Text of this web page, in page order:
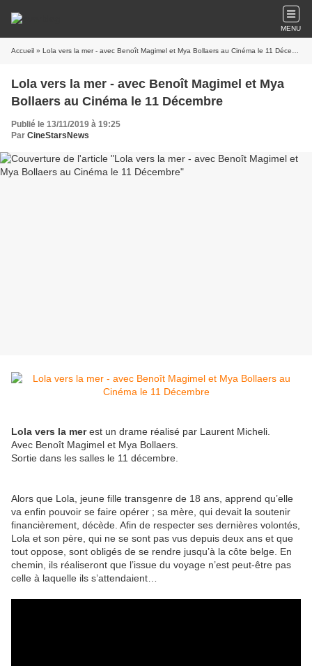
MENU
Accueil » Lola vers la mer - avec Benoît Magimel et Mya Bollaers au Cinéma le 11 Décembre
Lola vers la mer - avec Benoît Magimel et Mya
Bollaers au Cinéma le 11 Décembre
Publié le 13/11/2019 à 19:25
Par CineStarsNews
Lola vers la merest un drame réalisé par Laurent Micheli.
Avec Benoît Magimel et Mya Bollaers.
Sortie dans les salles le 11 décembre.
Alors que Lola, jeune fille transgenre de 18 ans, apprend qu’elle
va enfin pouvoir se faire opérer ; sa mère, qui devait la soutenir
financièrement, décède. Afin de respecter ses dernières volontés,
Lola et son père, qui ne se sont pas vus depuis deux ans et que
tout oppose, sont obligés de se rendre jusqu’à la côte belge. En
chemin, ils réaliseront que l’issue du voyage n’est peut-être pas
celle à laquelle ils s’attendaient…